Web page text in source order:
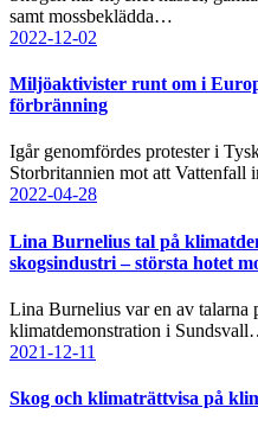
samt mossbeklädda…
2022-12-02
Miljöaktivister runt om i
förbränning
Igår genomfördes protester i
Storbritannien mot att Vattenfall
2022-04-28
Lina Burnelius tal på
skogsindustri – största hotet
Lina Burnelius var en av talarna
klimatdemonstration i
2021-12-11
Skog och klimaträttvisa på